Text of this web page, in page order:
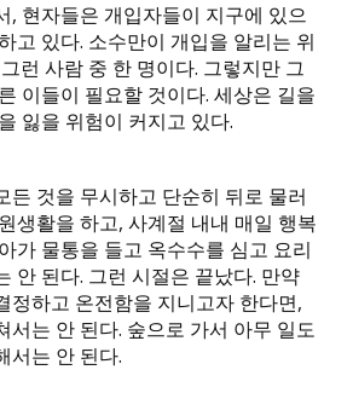
, 현자들은 개입자들이 지구에 있으
고 있다. 소수만이 개입을 알리는 위
런 사람 중 한 명이다. 그렇지만 그
이들이 필요할 것이다. 세상은 길을
잃을 위험이 커지고 있다.
든 것을 무시하고 단순히 뒤로 물러
생활을 하고, 사계절 내내 매일 행복
가 물통을 들고 옥수수를 심고 요리
안 된다. 그런 시절은 끝났다. 만약
정하고 온전함을 지니고자 한다면,
서는 안 된다. 숲으로 가서 아무 일도
서는 안 된다.